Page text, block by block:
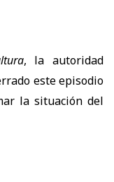
, la autoridad
este episodio
la situación del